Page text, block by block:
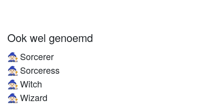
Ook wel genoemd
🧙🏻 Sorcerer
🧙🏻 Sorceress
🧙🏻 Witch
🧙🏻 Wizard